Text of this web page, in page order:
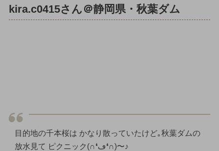
kira.c0415さん＠静岡県・秋葉ダム
目的地の千本桜は かなり散っていたけど｡秋葉ダムの
放水見て ピクニック(∩❛ڡ❛∩)〜♪